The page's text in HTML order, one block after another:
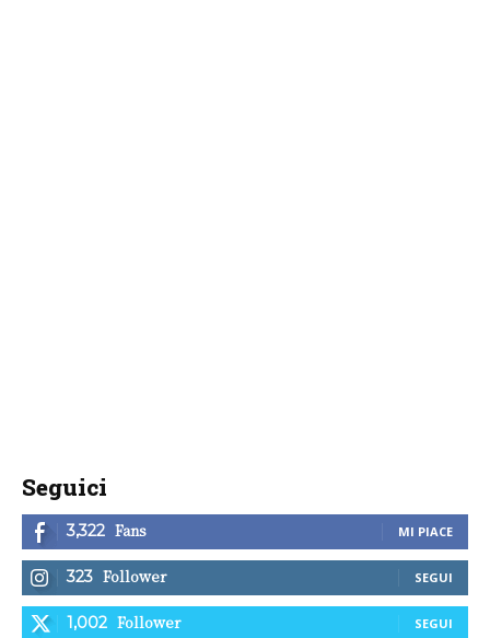
Seguici
3,322 Fans MI PIACE
323 Follower SEGUI
1,002 Follower SEGUI